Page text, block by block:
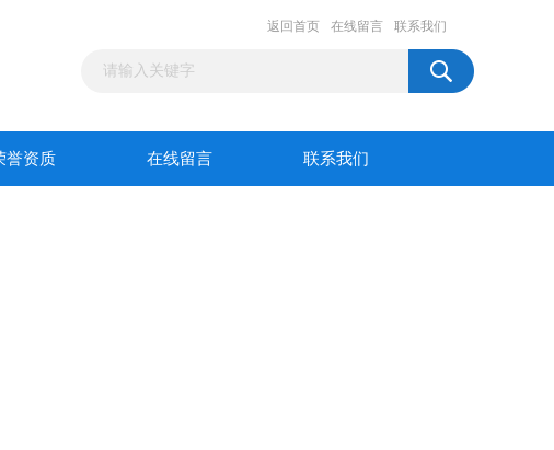
返回首页 在线留言 联系我们
誉资质 在线留言 联系我们